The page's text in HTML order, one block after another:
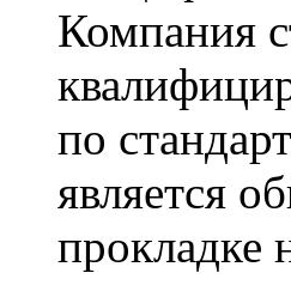
Компания
по
является
прокладке